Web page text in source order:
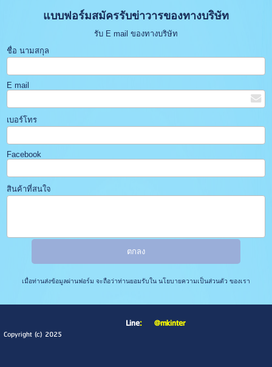
แบบฟอร์มสมัครรับข่าวารของทางบริษัท
รับ E mail ของทางบริษัท
ชื่อ นามสกุล
E mail
เบอร์โทร
Facebook
สินค้าที่สนใจ
เมื่อท่านส่งข้อมูลผ่านฟอร์ม จะถือว่าท่านยอมรับในนโยบายความเป็นส่วนตัว ของเรา
Copyright (c) 2025
Line: @mkinter